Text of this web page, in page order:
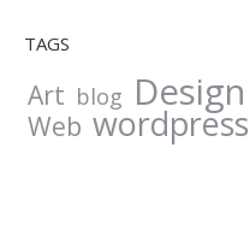
TAGS
Art blog Design
Web wordpress